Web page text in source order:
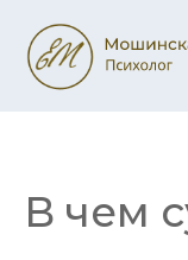
В чем